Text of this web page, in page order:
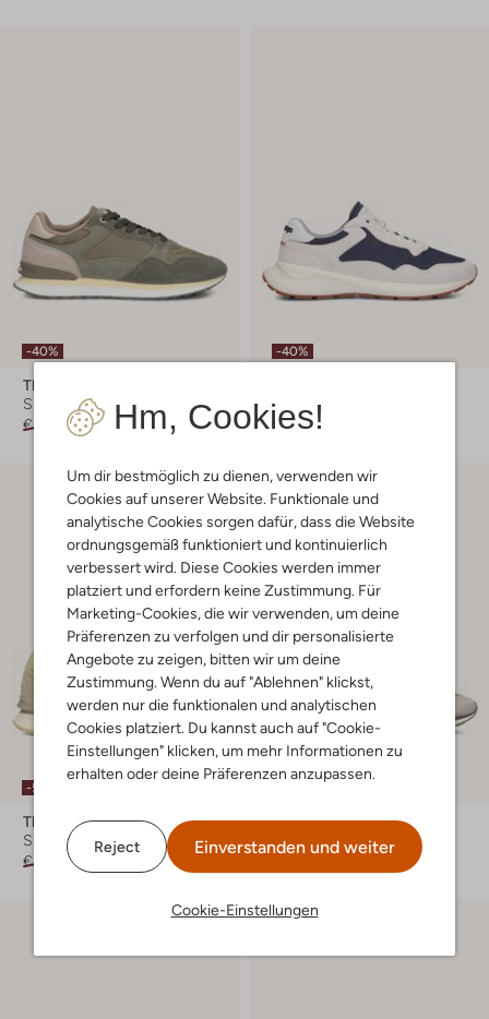
Hm, Cookies!
Um dir bestmöglich zu dienen, verwenden wir
Cookies auf unserer Website. Funktionale und
analytische Cookies sorgen dafür, dass die Website
ordnungsgemäß funktioniert und kontinuierlich
verbessert wird. Diese Cookies werden immer
platziert und erfordern keine Zustimmung. Für
Marketing-Cookies, die wir verwenden, um deine
Präferenzen zu verfolgen und dir personalisierte
Angebote zu zeigen, bitten wir um deine
Zustimmung. Wenn du auf "Ablehnen" klickst,
werden nur die funktionalen und analytischen
Cookies platziert. Du kannst auch auf "Cookie-
Einstellungen" klicken, um mehr Informationen zu
erhalten oder deine Präferenzen anzupassen.
Reject Einverstanden und weiter
Cookie-Einstellungen
-40%
The Hoff Brand
Sneaker Low
€ 129,99 € 77,99
-40%
Sneaker Low
€ 149,99
-50%
The Hoff Brand
Sneaker Low
€ 139,99
€ 69,99
The Hoff Brand
Sneaker Low
€ 129,99
€ 77,99